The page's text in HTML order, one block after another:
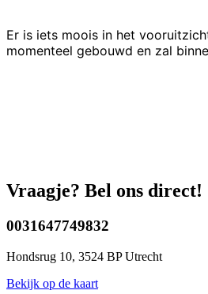
Er is iets moois in het
momenteel gebouwd en zal
Vraagje? Bel ons direct!
0031647749832
Hondsrug 10, 3524 BP Utrecht
Bekijk op de kaart